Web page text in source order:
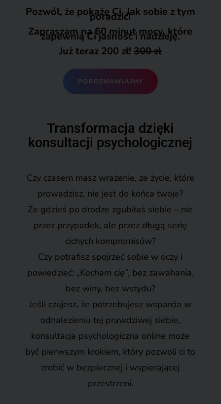
Pozwól, że pokażę Ci, Jak sobie z tym
poradzić!
Zapraszam na 60 minut mocy, które
zapewnią Ci jasność i nadzieję.
Już teraz 200 zł!300 zł
POROZMAWIAJMY
Transformacja dzięki
konsultacji psychologicznej
Czy czasem masz wrażenie, że życie, które
prowadzisz, nie jest do końca twoje?
Że gdzieś po drodze zgubiłaś siebie – nie
przez przypadek, ale przez długą serię
cichych kompromisów?
Czy potrafisz spojrzeć sobie w oczy i
powiedzieć: „Kocham cię”, bez zawahania,
bez winy, bez wstydu?
Jeśli czujesz, że potrzebujesz wsparcia w
odnalezieniu tej prawdziwej siebie,
konsultacja psychologiczna online może
być pierwszym krokiem, który pozwoli ci to
zrobić w bezpiecznej i wspierającej
przestrzeni.